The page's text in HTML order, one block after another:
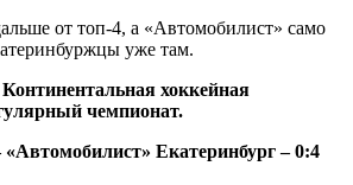
от топ-4, а «Автомобилист» само
уже там.
хоккейная
чемпионат.
Екатеринбург – 0:4